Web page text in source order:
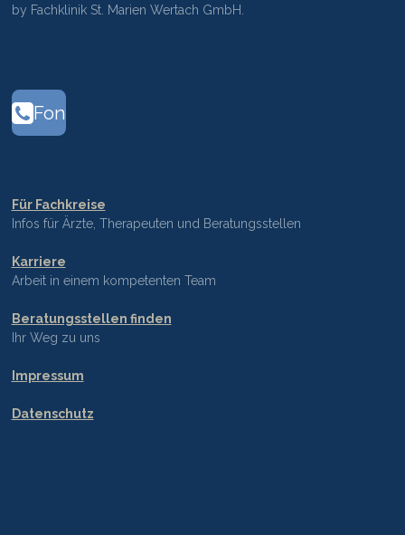
by Fachklinik St. Marien Wertach GmbH.
Fon
Für Fachkreise
Infos für Ärzte, Therapeuten und Beratungsstellen
Karriere
Arbeit in einem kompetenten Team
Beratungsstellen finden
Ihr Weg zu uns
Impressum
Datenschutz